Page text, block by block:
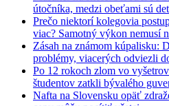
útočníka, medzi obeťami sú
Prečo niektorí kolegovia
viac? Samotný výkon nemusí
Zásah na známom kúpalisku:
problémy, viacerých odviezli
Po 12 rokoch zlom vo
študentov zatkli bývalého
Nafta na Slovensku opäť